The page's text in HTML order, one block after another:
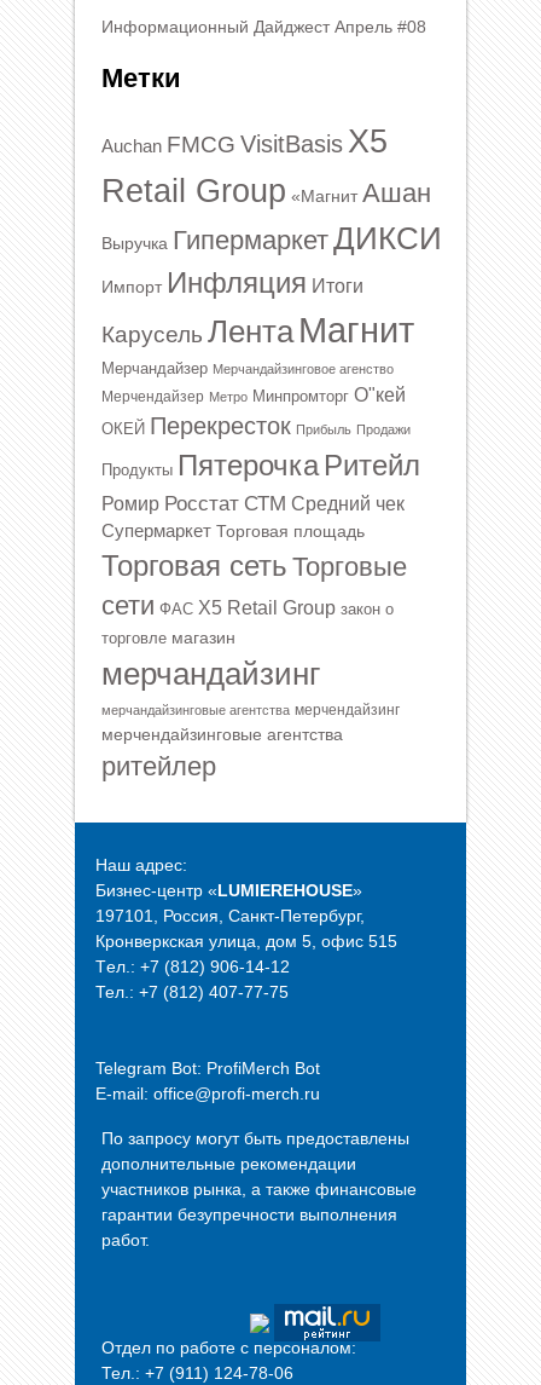
Информационный Дайджест Апрель #08
Метки
Auchan FMCG VisitBasis X5
Retail Group «Магнит Ашан
Выручка ГипермаркетДИКСИ
Импорт Инфляция Итоги
Карусель Лента Магнит
Мерчандайзер Мерчандайзинговое агенство
Мерчендайзер Метро Минпромторг О"кей
ОКЕЙ Перекресток Прибыль Продажи
Продукты Пятерочка Ритейл
Ромир Росстат СТМ Средний чек
Супермаркет Торговая площадь
Торговая сеть Торговые
сети ФАС Х5 Retail Group закон о
торговле магазин
мерчандайзинг
мерчандайзинговые агентства мерчендайзинг
мерчендайзинговые агентства
ритейлер
Наш адрес:
Бизнес-центр «LUMIEREHOUSE»
197101, Россия, Санкт-Петербург,
Кронверкская улица, дом 5, офис 515
Tел.: +7 (812) 906-14-12
Тел.: +7 (812) 407-77-75
Telegram Bot: ProfiMerch Bot
E-mail: office@profi-merch.ru
По запросу могут быть предоставлены
дополнительные рекомендации
участников рынка, а также финансовые
гарантии безупречности выполнения
работ.
Отдел по работе с персоналом:
Тел.: +7 (911) 124-78-06